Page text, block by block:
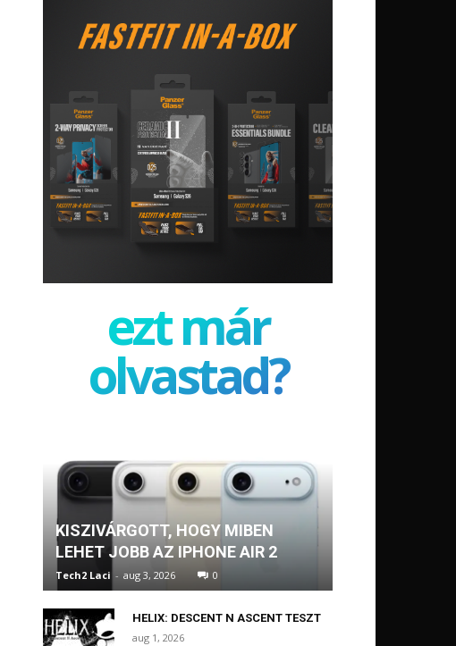
ezt már
olvastad?
KISZIVÁRGOTT, HOGY MIBEN
LEHET JOBB AZ IPHONE AIR 2
Tech2 Laci - aug 3, 2026 0
HELIX: DESCENT N ASCENT TESZT
aug 1, 2026